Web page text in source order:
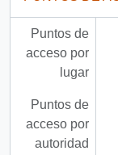
Puntos de
acceso por
lugar
Puntos de
acceso por
autoridad